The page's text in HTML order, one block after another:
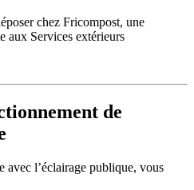
chez Fricompost, une
aux Services extérieurs
de
avec l’éclairage publique, vous